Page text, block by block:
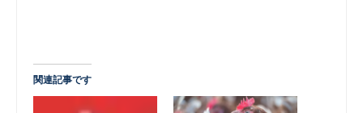
関連記事です